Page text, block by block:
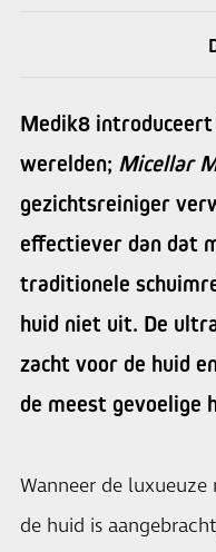
Medik8
werelden; Micellar
gezichtsreiniger
effectiever dan dat
traditionele
huid niet uit. De
zacht voor de huid
de meest gevoelige
Wanneer de
de huid is